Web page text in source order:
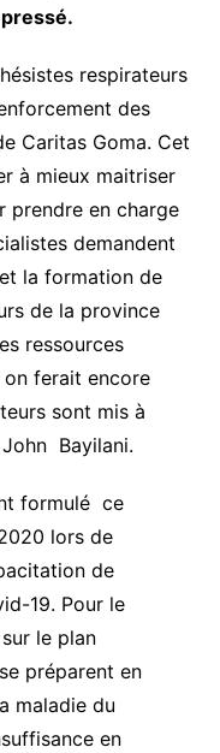
respirateurs
des
Caritas Goma. Cet
à mieux maitriser
prendre en charge
demandent
la formation de
de la province
ressources
on ferait encore
sont mis à
Bayilani.
formulé ce
lors de
de
19. Pour le
le plan
préparent en
maladie du
en